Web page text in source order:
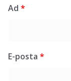
Ad *
E-posta *